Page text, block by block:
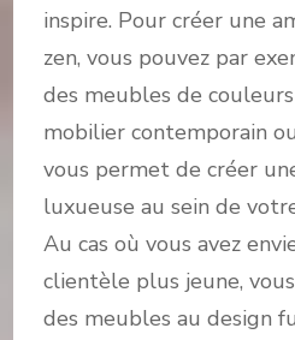
inspire. Pour créer une
zen, vous pouvez par
des meubles de
mobilier contemporain
vous permet de créer
luxueuse au sein de
Au cas où vous avez
clientèle plus jeune,
des meubles au design